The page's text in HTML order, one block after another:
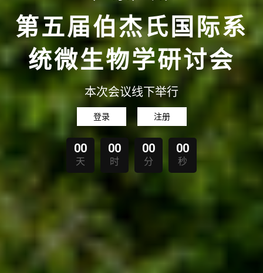
第五届伯杰氏国际系
统微生物学研讨会
本次会议线下举行
登录 注册
00
天
00
时
00
分
00
秒